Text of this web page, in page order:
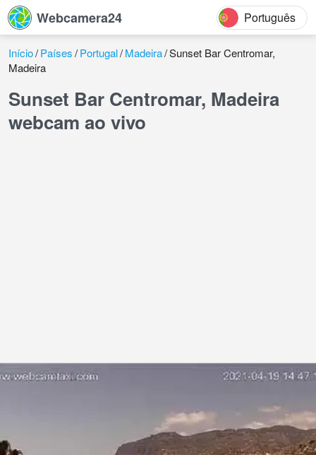
Webcamera24 Português
Início Países Portugal Madeira Sunset Bar Centromar,
Madeira
Sunset Bar Centromar, Madeira
webcam ao vivo